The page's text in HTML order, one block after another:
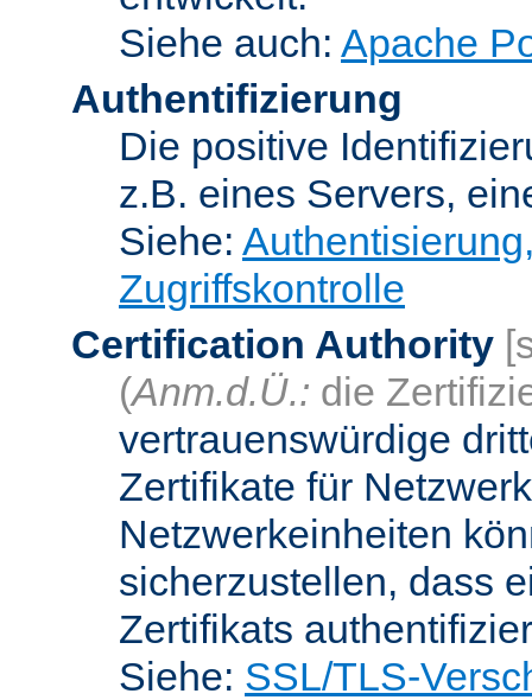
Siehe auch: Apache
Authentifizierung
Die positive
z.B. eines Servers,
Siehe:
Zugriffskontrolle
Certification Authority
(Anm.d.Ü.: die
vertrauenswürdige
Zertifikate für
Netzwerkeinheiten
sicherzustellen, dass
Zertifikats
Siehe: SSL/TLS-